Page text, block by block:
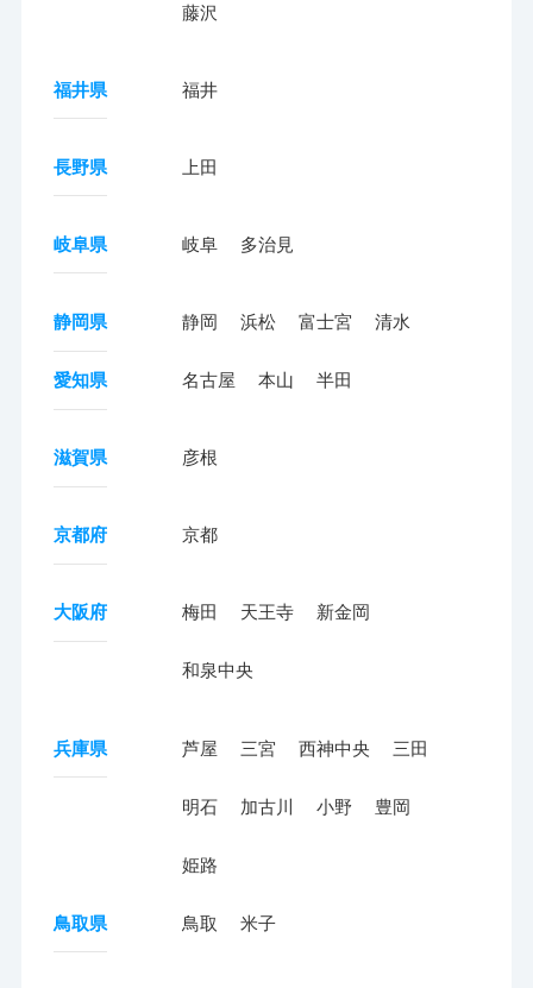
藤沢
福井県 福井
長野県 上田
岐阜県 岐阜 多治見
静岡県 静岡 浜松 富士宮 清水
愛知県 名古屋 本山 半田
滋賀県 彦根
京都府 京都
大阪府 梅田 天王寺 新金岡
和泉中央
兵庫県 芦屋 三宮 西神中央 三田
明石 加古川 小野 豊岡
姫路
鳥取県 鳥取 米子